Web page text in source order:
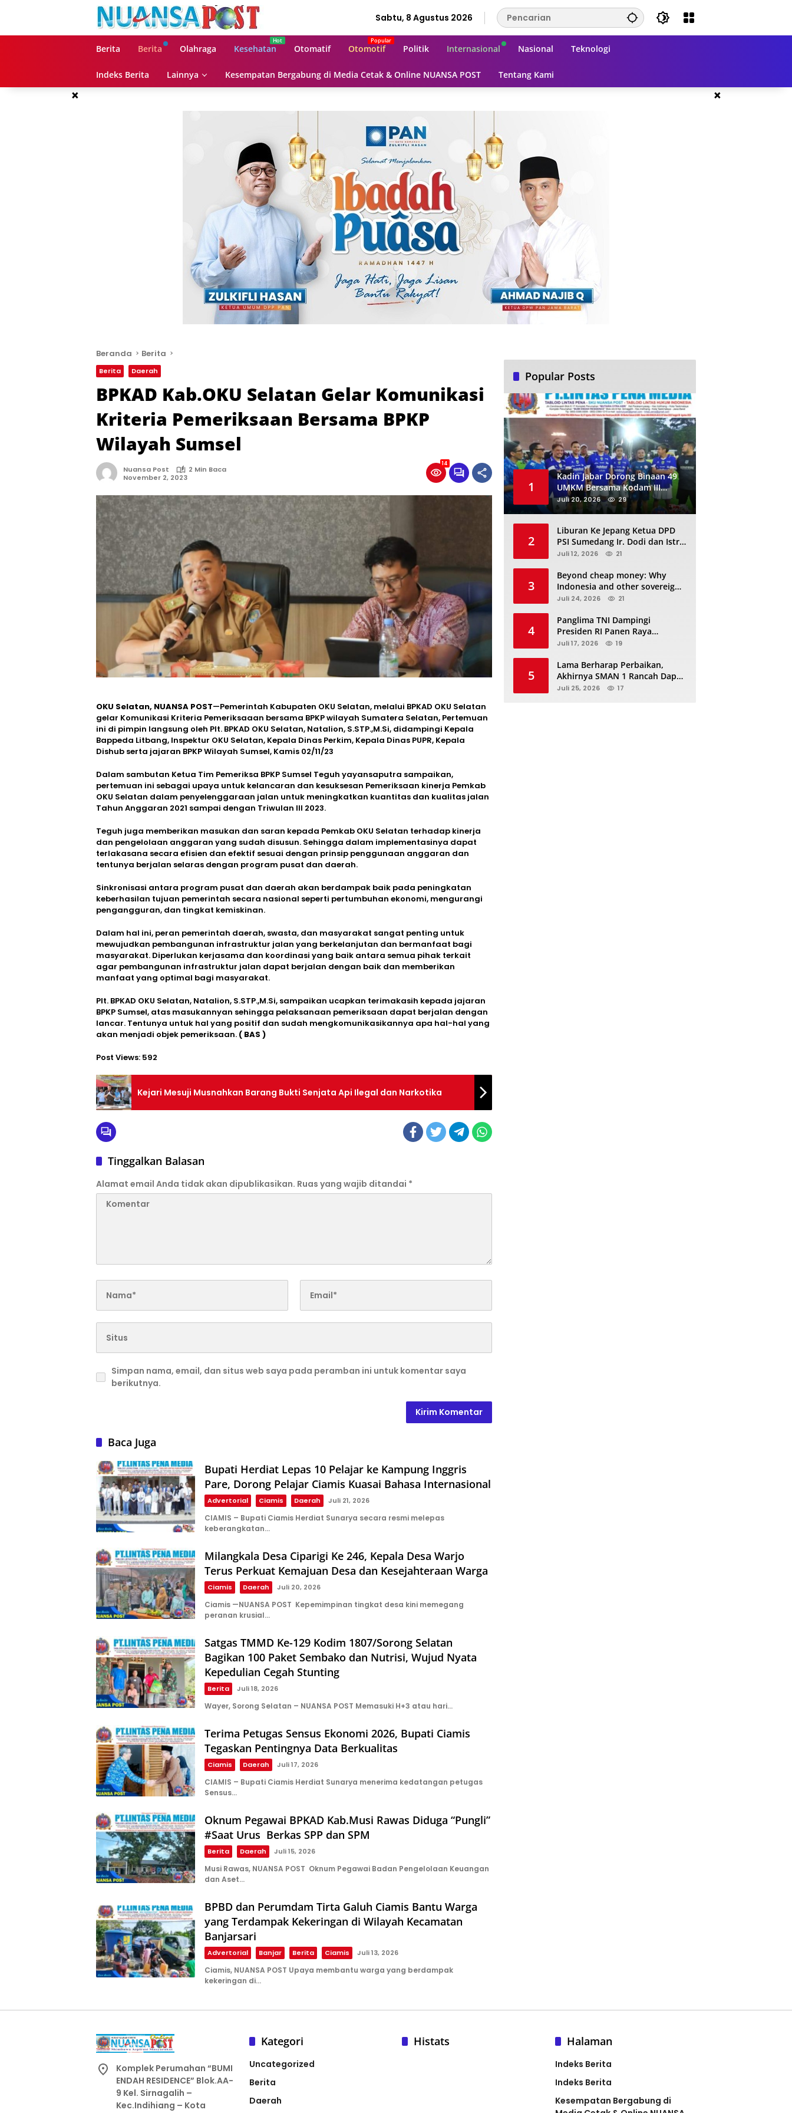
Sabtu, 8 Agustus 2026
Berita Berita Olahraga Kesehatan Otomatif Otomotif Politik Internasional Nasional Teknologi
Indeks Berita Lainnya Kesempatan Bergabung di Media Cetak & Online NUANSA POST Tentang Kami
× ×
Beranda Berita
Berita Daerah
BPKAD Kab.OKU Selatan Gelar Komunikasi
Kriteria Pemeriksaan Bersama BPKP
Wilayah Sumsel
Nuansa Post
2 Min Baca
November 2, 2023
14
OKU Selatan, NUANSA POST—Pemerintah Kabupaten OKU Selatan, melalui BPKAD OKU Selatan
gelar Komunikasi Kriteria Pemeriksaaan bersama BPKP wilayah Sumatera Selatan, Pertemuan
ini di pimpin langsung oleh Plt. BPKAD OKU Selatan, Natalion, S.STP.,M.Si, didampingi Kepala
Bappeda Litbang, Inspektur OKU Selatan, Kepala Dinas Perkim, Kepala Dinas PUPR, Kepala
Dishub serta jajaran BPKP Wilayah Sumsel, Kamis 02/11/23
Dalam sambutan Ketua Tim Pemeriksa BPKP Sumsel Teguh yayansaputra sampaikan,
pertemuan ini sebagai upaya untuk kelancaran dan kesuksesan Pemeriksaan kinerja Pemkab
OKU Selatan dalam penyelenggaraan jalan untuk meningkatkan kuantitas dan kualitas jalan
Tahun Anggaran 2021 sampai dengan Triwulan III 2023.
Teguh juga memberikan masukan dan saran kepada Pemkab OKU Selatan terhadap kinerja
dan pengelolaan anggaran yang sudah disusun. Sehingga dalam implementasinya dapat
terlakasana secara efisien dan efektif sesuai dengan prinsip penggunaan anggaran dan
tentunya berjalan selaras dengan program pusat dan daerah.
Sinkronisasi antara program pusat dan daerah akan berdampak baik pada peningkatan
keberhasilan tujuan pemerintah secara nasional seperti pertumbuhan ekonomi, mengurangi
pengangguran, dan tingkat kemiskinan.
Dalam hal ini, peran pemerintah daerah, swasta, dan masyarakat sangat penting untuk
mewujudkan pembangunan infrastruktur jalan yang berkelanjutan dan bermanfaat bagi
masyarakat. Diperlukan kerjasama dan koordinasi yang baik antara semua pihak terkait
agar pembangunan infrastruktur jalan dapat berjalan dengan baik dan memberikan
manfaat yang optimal bagi masyarakat.
Plt. BPKAD OKU Selatan, Natalion, S.STP.,M.Si, sampaikan ucapkan terimakasih kepada jajaran
BPKP Sumsel, atas masukannyan sehingga pelaksanaan pemeriksaan dapat berjalan dengan
lancar. Tentunya untuk hal yang positif dan sudah mengkomunikasikannya apa hal-hal yang
akan menjadi objek pemeriksaan. ( BAS )
Post Views: 592
Kejari Mesuji Musnahkan Barang Bukti Senjata Api Ilegal dan Narkotika
Tinggalkan Balasan
Alamat email Anda tidak akan dipublikasikan. Ruas yang wajib ditandai *
Simpan nama, email, dan situs web saya pada peramban ini untuk komentar saya
berikutnya.
Baca Juga
Bupati Herdiat Lepas 10 Pelajar ke Kampung Inggris
Pare, Dorong Pelajar Ciamis Kuasai Bahasa Internasional
Advertorial Ciamis Daerah Juli 21, 2026
CIAMIS – Bupati Ciamis Herdiat Sunarya secara resmi melepas
keberangkatan…
Milangkala Desa Ciparigi Ke 246, Kepala Desa Warjo
Terus Perkuat Kemajuan Desa dan Kesejahteraan Warga
Ciamis Daerah Juli 20, 2026
Ciamis —NUANSA POST Kepemimpinan tingkat desa kini memegang
peranan krusial…
Satgas TMMD Ke-129 Kodim 1807/Sorong Selatan
Bagikan 100 Paket Sembako dan Nutrisi, Wujud Nyata
Kepedulian Cegah Stunting
Berita Juli 18, 2026
Wayer, Sorong Selatan – NUANSA POST Memasuki H+3 atau hari…
Terima Petugas Sensus Ekonomi 2026, Bupati Ciamis
Tegaskan Pentingnya Data Berkualitas
Ciamis Daerah Juli 17, 2026
CIAMIS – Bupati Ciamis Herdiat Sunarya menerima kedatangan petugas
Sensus…
Oknum Pegawai BPKAD Kab.Musi Rawas Diduga “Pungli”
#Saat Urus Berkas SPP dan SPM
Berita Daerah Juli 15, 2026
Musi Rawas, NUANSA POST Oknum Pegawai Badan Pengelolaan Keuangan
dan Aset…
BPBD dan Perumdam Tirta Galuh Ciamis Bantu Warga
yang Terdampak Kekeringan di Wilayah Kecamatan
Banjarsari
Advertorial Banjar Berita Ciamis Juli 13, 2026
Ciamis, NUANSA POST Upaya membantu warga yang berdampak
kekeringan di…
Popular Posts
1
Kadin Jabar Dorong Binaan 49
UMKM Bersama Kodam III
Siliwangi Sambil Nobar Final
Piala Dunia, Akan Ada Investor
Juli 20, 2026 29
2
Liburan Ke Jepang Ketua DPD
PSI Sumedang Ir. Dodi dan Istri
Kibarkan Bendera PSI “Jangan
Juli 12, 2026 21
3
Beyond cheap money: Why
Indonesia and other sovereigns
are turning to panda bonds
Juli 24, 2026 21
4
Panglima TNI Dampingi
Presiden RI Panen Raya
Terpadu TNI, Perkuat
Juli 17, 2026 19
5
Lama Berharap Perbaikan,
Akhirnya SMAN 1 Rancah Dapat
Revitalisasi dan Kini Sedang
Juli 25, 2026 17
Komplek Perumahan “BUMI
ENDAH RESIDENCE” Blok.AA-
9 Kel. Sirnagalih –
Kec.Indihiang – Kota
Kategori
Uncategorized
Berita
Daerah
Histats Halaman
Indeks Berita
Indeks Berita
Kesempatan Bergabung di